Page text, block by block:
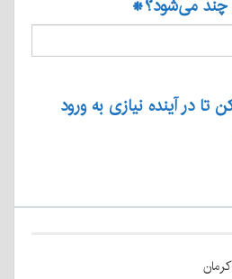
می‌شود؟*
تا در آینده نیازی به ورود